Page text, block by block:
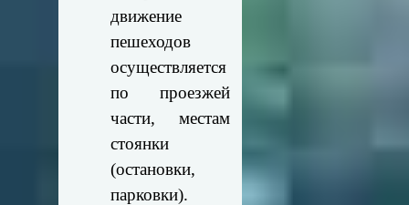
движение
пешеходов
осуществляется
по проезжей
части, местам
стоянки
(остановки,
парковки).